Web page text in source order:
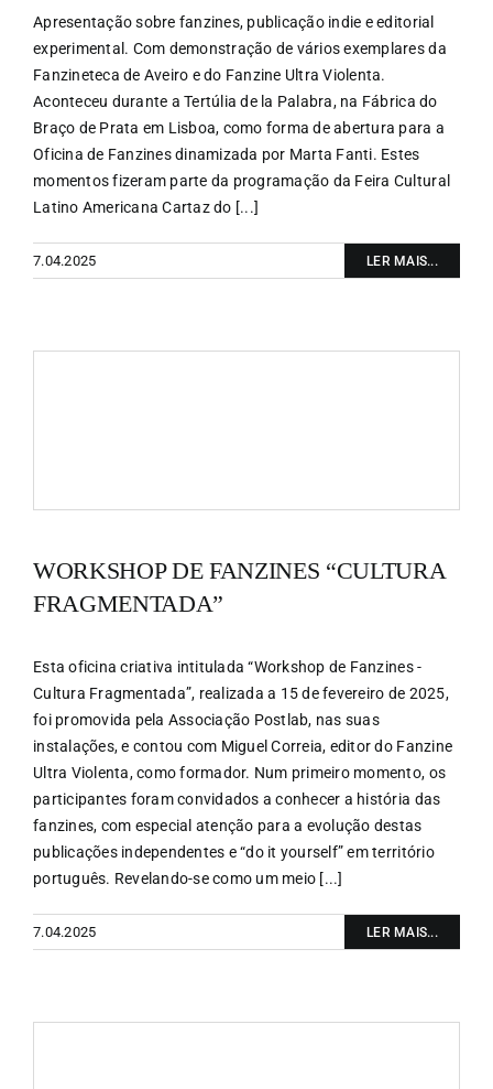
Apresentação sobre fanzines, publicação indie e editorial
experimental. Com demonstração de vários exemplares da
Fanzineteca de Aveiro e do Fanzine Ultra Violenta.
Aconteceu durante a Tertúlia de la Palabra, na Fábrica do
Braço de Prata em Lisboa, como forma de abertura para a
Oficina de Fanzines dinamizada por Marta Fanti. Estes
momentos fizeram parte da programação da Feira Cultural
Latino Americana Cartaz do [...]
7.04.2025 LER MAIS...
WORKSHOP DE FANZINES “CULTURA
FRAGMENTADA”
Esta oficina criativa intitulada “Workshop de Fanzines -
Cultura Fragmentada”, realizada a 15 de fevereiro de 2025,
foi promovida pela Associação Postlab, nas suas
instalações, e contou com Miguel Correia, editor do Fanzine
Ultra Violenta, como formador. Num primeiro momento, os
participantes foram convidados a conhecer a história das
fanzines, com especial atenção para a evolução destas
publicações independentes e “do it yourself” em território
português. Revelando-se como um meio [...]
7.04.2025 LER MAIS...